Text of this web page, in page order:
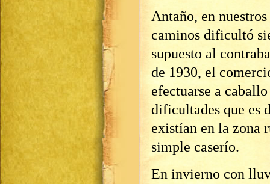
Antaño, en
caminos dificultó
supuesto al
de 1930, el
efectuarse a
dificultades que es
existían en la zona
simple caserío.
En invierno con